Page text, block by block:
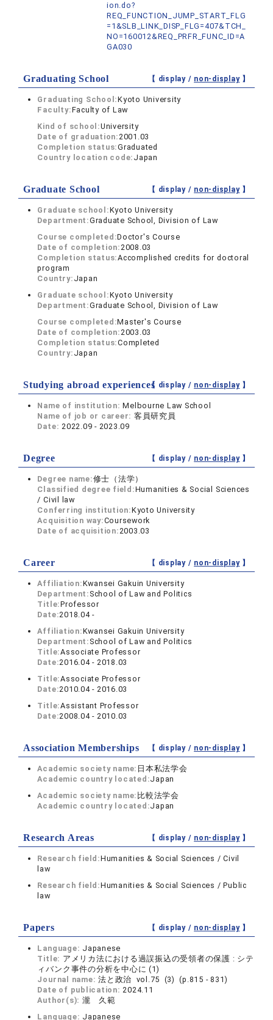
ion.do?
REQ_FUNCTION_JUMP_START_FLG
=1&SLB_LINK_DISP_FLG=407&TCH_
NO=160012&REQ_PRFR_FUNC_ID=A
GA030
Graduating School 【 display / non-display】
Graduating School:Kyoto University
Faculty:Faculty of Law
Kind of school:University
Date of graduation:2001.03
Completion status:Graduated
Country location code: Japan
Graduate School 【 display / non-display】
Graduate school:Kyoto University
Department:Graduate School, Division of Law
Course completed:Doctor's Course
Date of completion:2008.03
Completion status:Accomplished credits for doctoral
program
Country: Japan
Graduate school:Kyoto University
Department:Graduate School, Division of Law
Course completed:Master's Course
Date of completion:2003.03
Completion status:Completed
Country: Japan
Studying abroad experiences【 display / non-display】
Name of institution:Melbourne Law School
Name of job or career: 客員研究員
Date:2022.09 - 2023.09
Degree 【 display / non-display】
Degree name:修士（法学）
Classified degree field:Humanities & Social Sciences
/ Civil law
Conferring institution:Kyoto University
Acquisition way:Coursework
Date of acquisition:2003.03
Career 【 display / non-display】
Affiliation:Kwansei Gakuin University
Department: School of Law and Politics
Title:Professor
Date:2018.04 -
Affiliation:Kwansei Gakuin University
Department: School of Law and Politics
Title:Associate Professor
Date:2016.04 - 2018.03
Title:Associate Professor
Date:2010.04 - 2016.03
Title:Assistant Professor
Date:2008.04 - 2010.03
Association Memberships 【 display / non-display】
Academic society name: 日本私法学会
Academic country located:Japan
Academic society name: 比較法学会
Academic country located:Japan
Research Areas 【 display / non-display】
Research field:Humanities & Social Sciences / Civil
law
Research field:Humanities & Social Sciences / Public
law
Papers 【 display / non-display】
Language: Japanese
Title: アメリカ法における過誤振込の受領者の保護 : シテ
ィバンク事件の分析を中心に (1)
Journal name:法と政治 vol.75 (3) (p.815 - 831)
Date of publication:2024.11
Author(s): 瀧 久範
Language: Japanese